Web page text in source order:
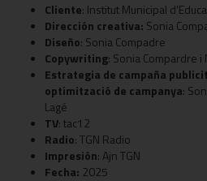
Cliente: Institut Municipal
Dirección creativa: Sonia
Diseño: Sonia Compadre
Copywriting: Sonia Compardre i
Estrategia de campaña
optimització de campanya:
Lagé
TV: tac12
Radio: TGN Radio
Impresión: Ajn TGN
Fecha: 2025